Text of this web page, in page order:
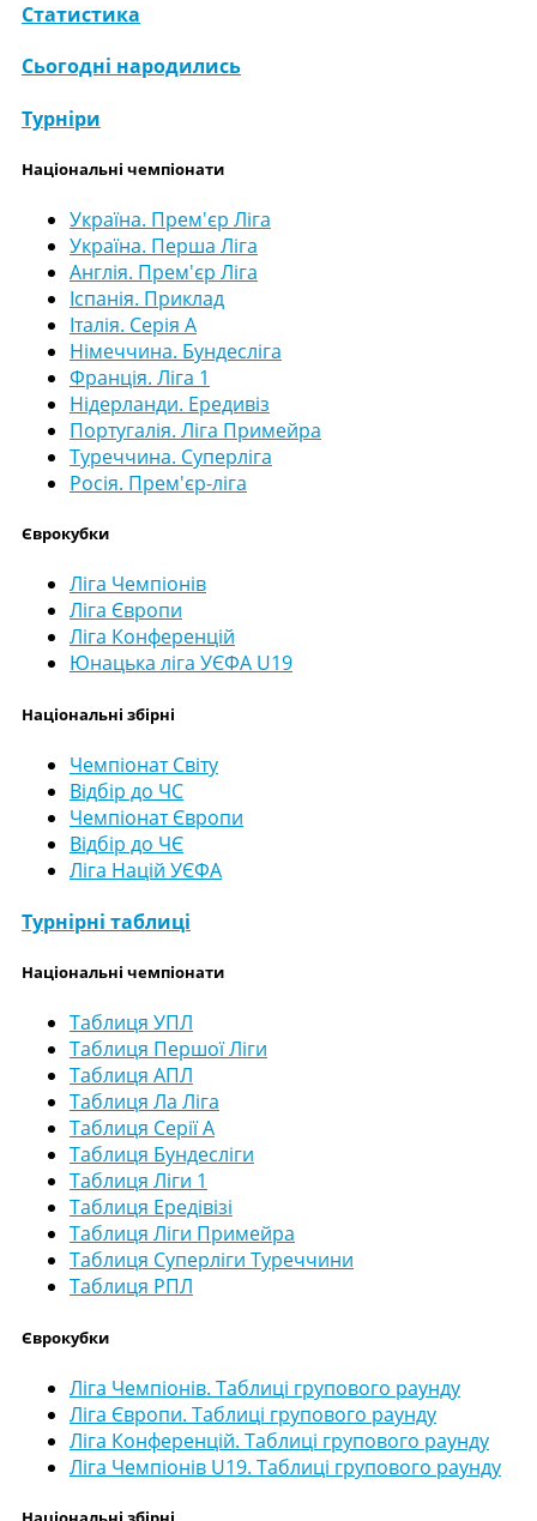
Статистика
Сьогодні народились
Турніри
Національні чемпіонати
Україна. Прем'єр Ліга
Україна. Перша Ліга
Англія. Прем'єр Ліга
Іспанія. Приклад
Італія. Серія А
Німеччина. Бундесліга
Франція. Ліга 1
Нідерланди. Ередивіз
Португалія. Ліга Примейра
Туреччина. Суперліга
Росія. Прем'єр-ліга
Єврокубки
Ліга Чемпіонів
Ліга Європи
Ліга Конференцій
Юнацька ліга УЄФА U19
Національні збірні
Чемпіонат Світу
Відбір до ЧС
Чемпіонат Європи
Відбір до ЧЄ
Ліга Націй УЄФА
Турнірні таблиці
Національні чемпіонати
Таблиця УПЛ
Таблиця Першої Ліги
Таблиця АПЛ
Таблиця Ла Ліга
Таблиця Серії А
Таблиця Бундесліги
Таблиця Ліги 1
Таблиця Ередівізі
Таблиця Ліги Примейра
Таблиця Суперліги Туреччини
Таблиця РПЛ
Єврокубки
Ліга Чемпіонів. Таблиці групового раунду
Ліга Європи. Таблиці групового раунду
Ліга Конференцій. Таблиці групового раунду
Ліга Чемпіонів U19. Таблиці групового раунду